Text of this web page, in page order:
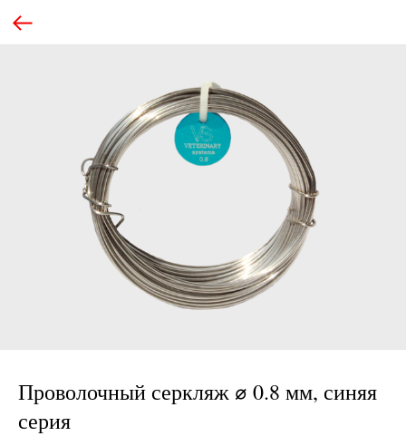
Проволочный серкляж ⌀ 0.8 мм, синяя
серия